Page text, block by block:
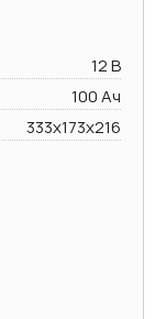
12 В
100 Ач
333х173х216